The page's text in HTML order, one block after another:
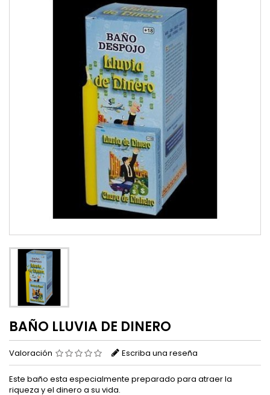
BAÑO LLUVIA DE DINERO
Valoración Escriba una reseña
Este baño esta especialmente preparado para atraer la
riqueza y el dinero a su vida.